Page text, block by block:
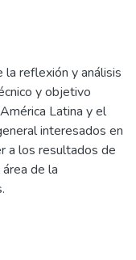
reflexión y análisis
y objetivo
Latina y el
interesados en
a los resultados de
de la